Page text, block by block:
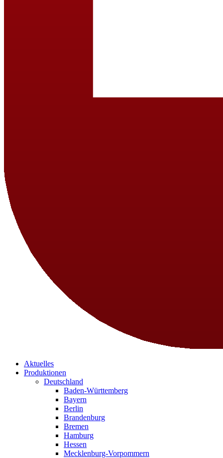
Aktuelles
Produktionen
Deutschland
Baden-Württemberg
Bayern
Berlin
Brandenburg
Bremen
Hamburg
Hessen
Mecklenburg-Vorpommern